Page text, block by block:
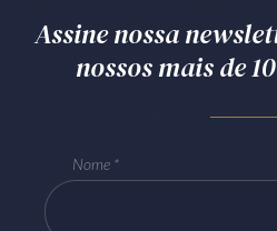
Assine nossa
nossos mais de
Nome